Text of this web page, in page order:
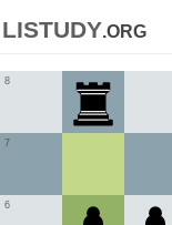
listudy.org
6
7
8